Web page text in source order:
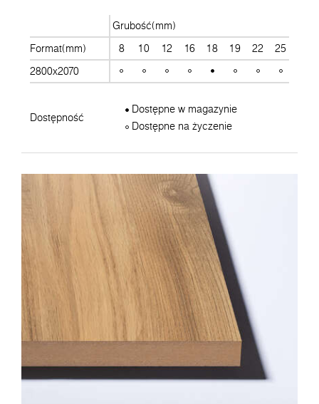
Grubość(mm)
Format(mm)
8 10 12 16 18 19 22 25
2800x2070
Dostępność
Dostępne w magazynie
Dostępne na życzenie